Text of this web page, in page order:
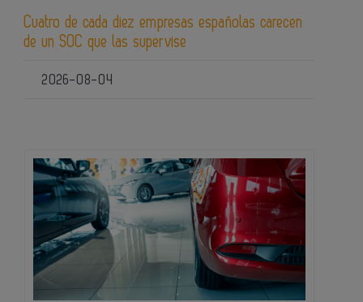
Cuatro de cada diez empresas españolas carecen
de un SOC que las supervise
2026-08-04